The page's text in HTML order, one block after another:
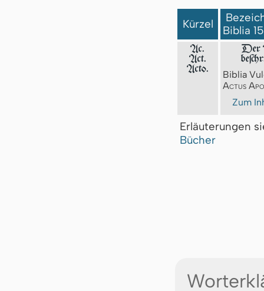
Kürzel
Biblia
Ac.
Act.
Acto.
Der
Biblia
Actus
Zum
Erläuterungen
Bücher